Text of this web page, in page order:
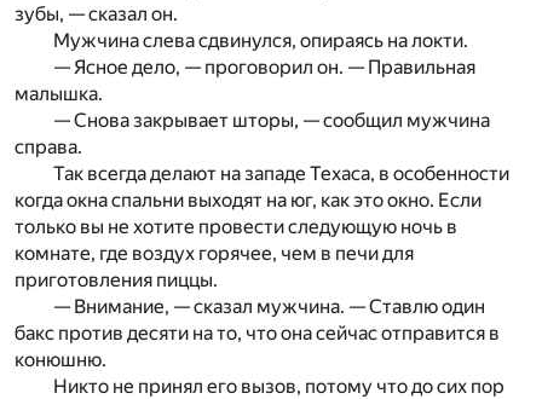
зубы, — сказал он.
Мужчина слева сдвинулся, опираясь на локти.
— Ясное дело, — проговорил он. — Правильная
малышка.
— Снова закрывает шторы, — сообщил мужчина
справа.
Так всегда делают на западе Техаса, в особенности
когда окна спальни выходят на юг, как это окно. Если
только вы не хотите провести следующую ночь в
комнате, где воздух горячее, чем в печи для
приготовления пиццы.
— Внимание, — сказал мужчина. — Ставлю один
бакс против десяти на то, что она сейчас отправится в
конюшню.
Никто не принял его вызов, потому что до сих пор